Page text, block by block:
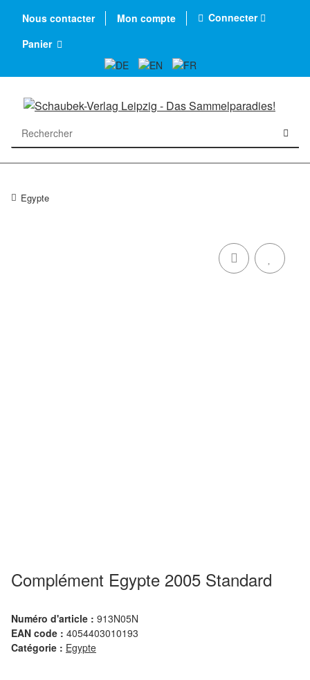
Nous contacter Mon compte
Connecter
Panier
Egypte
Complément Egypte 2005 Standard
Numéro d'article : 913N05N
EAN code : 4054403010193
Catégorie : Egypte